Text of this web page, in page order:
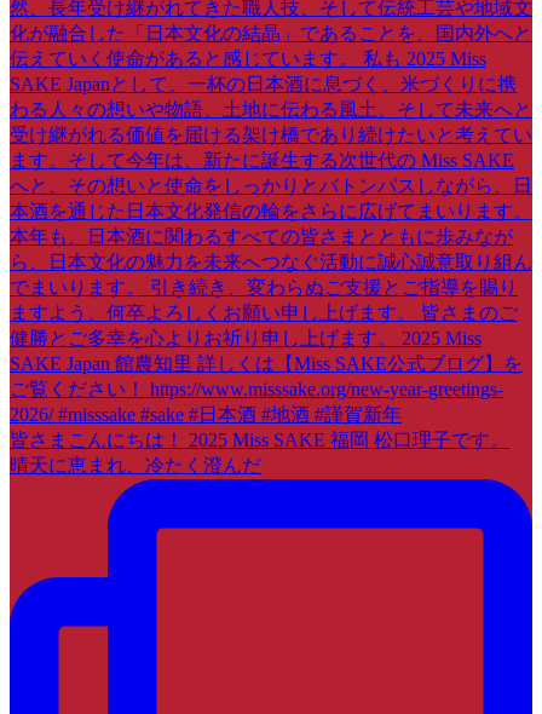
皆さまこんにちは！ 2025 Miss SAKE 福岡 松口理子です。
晴天に恵まれ、冷たく澄んだ